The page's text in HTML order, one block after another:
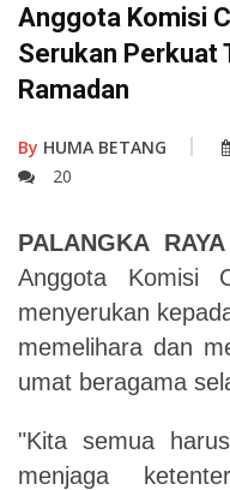
Anggota Komisi
Serukan Perkuat
Ramadan
By HUMA BETANG
20
PALANGKA RAYA
Anggota Komisi
menyerukan
memelihara dan
umat beragama
"Kita semua
menjaga